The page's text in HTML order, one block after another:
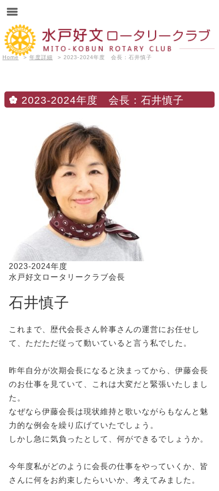
Home > 年度詳細 > 2023-2024年度 会長：石井慎子
2023-2024年度 会長：石井慎子
2023-2024年度
水戸好文ロータリークラブ会長
石井慎子
これまで、歴代会長さん幹事さんの運営にお任せし
て、ただただ従って動いていると言う私でした。
昨年自分が次期会長になると決まってから、伊藤会長
のお仕事を見ていて、これは大変だと緊張いたしまし
た。
なぜなら伊藤会長は現状維持と歌いながらもなんと魅
力的な例会を繰り広げていたでしょう。
しかし急に気負ったとして、何ができるでしょうか。
今年度私がどのように会長の仕事をやっていくか、皆
さんに何をお約束したらいいか、考えてみました。